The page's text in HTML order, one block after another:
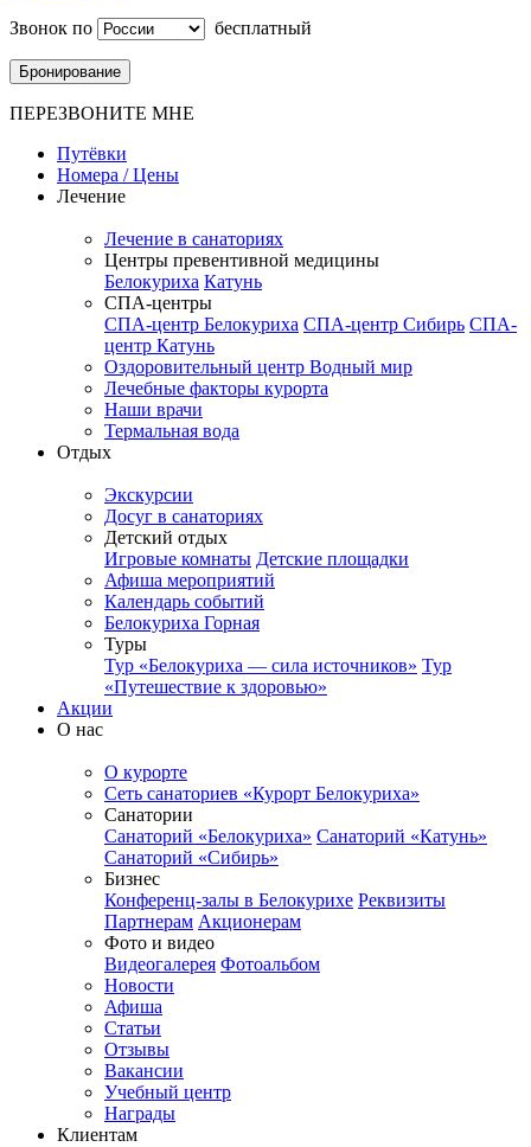
Звонок по
бесплатный
Бронирование
ПЕРЕЗВОНИТЕ МНЕ
Путёвки
Номера / Цены
Лечение
Лечение в санаториях
Центры превентивной медицины
Белокуриха Катунь
СПА-центры
СПА-центр Белокуриха СПА-центр Сибирь СПА-
центр Катунь
Оздоровительный центр Водный мир
Лечебные факторы курорта
Наши врачи
Термальная вода
Отдых
Экскурсии
Досуг в санаториях
Детский отдых
Игровые комнаты Детские площадки
Афиша мероприятий
Календарь событий
Белокуриха Горная
Туры
Тур «Белокуриха — сила источников» Тур
«Путешествие к здоровью»
Акции
О нас
О курорте
Сеть санаториев «Курорт Белокуриха»
Санатории
Санаторий «Белокуриха» Санаторий «Катунь»
Санаторий «Сибирь»
Бизнес
Конференц-залы в Белокурихе Реквизиты
Партнерам Акционерам
Фото и видео
Видеогалерея Фотоальбом
Новости
Афиша
Статьи
Отзывы
Вакансии
Учебный центр
Награды
Клиентам